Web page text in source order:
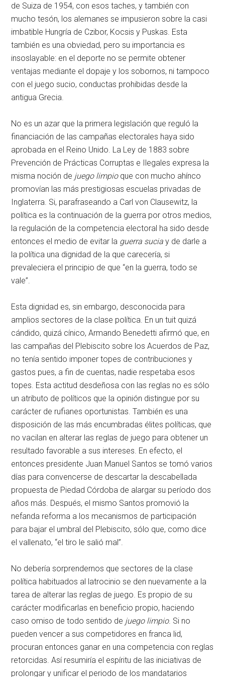
de Suiza de 1954, con esos taches, y también con
mucho tesón, los alemanes se impusieron sobre la casi
imbatible Hungría de Czibor, Kocsis y Puskas. Esta
también es una obviedad, pero su importancia es
insoslayable: en el deporte no se permite obtener
ventajas mediante el dopaje y los sobornos, ni tampoco
con el juego sucio, conductas prohibidas desde la
antigua Grecia.
No es un azar que la primera legislación que reguló la
financiación de las campañas electorales haya sido
aprobada en el Reino Unido. La Ley de 1883 sobre
Prevención de Prácticas Corruptas e Ilegales expresa la
misma noción de juego limpioque con mucho ahínco
promovían las más prestigiosas escuelas privadas de
Inglaterra. Si, parafraseando a Carl von Clausewitz, la
política es la continuación de la guerra por otros medios,
la regulación de la competencia electoral ha sido desde
entonces el medio de evitar la guerra sucia y de darle a
la política una dignidad de la que carecería, si
prevaleciera el principio de que “en la guerra, todo se
vale”.
Esta dignidad es, sin embargo, desconocida para
amplios sectores de la clase política. En un tuit quizá
cándido, quizá cínico, Armando Benedetti afirmó que, en
las campañas del Plebiscito sobre los Acuerdos de Paz,
no tenía sentido imponer topes de contribuciones y
gastos pues, a fin de cuentas, nadie respetaba esos
topes. Esta actitud desdeñosa con las reglas no es sólo
un atributo de políticos que la opinión distingue por su
carácter de rufianes oportunistas. También es una
disposición de las más encumbradas élites políticas, que
no vacilan en alterar las reglas de juego para obtener un
resultado favorable a sus intereses. En efecto, el
entonces presidente Juan Manuel Santos se tomó varios
días para convencerse de descartar la descabellada
propuesta de Piedad Córdoba de alargar su período dos
años más. Después, el mismo Santos promovió la
nefanda reforma a los mecanismos de participación
para bajar el umbral del Plebiscito, sólo que, como dice
el vallenato, “el tiro le salió mal”.
No debería sorprendernos que sectores de la clase
política habituados al latrocinio se den nuevamente a la
tarea de alterar las reglas de juego. Es propio de su
carácter modificarlas en beneficio propio, haciendo
caso omiso de todo sentido de juego limpio. Si no
pueden vencer a sus competidores en franca lid,
procuran entonces ganar en una competencia con reglas
retorcidas. Así resumiría el espíritu de las iniciativas de
prolongar y unificar el periodo de los mandatarios